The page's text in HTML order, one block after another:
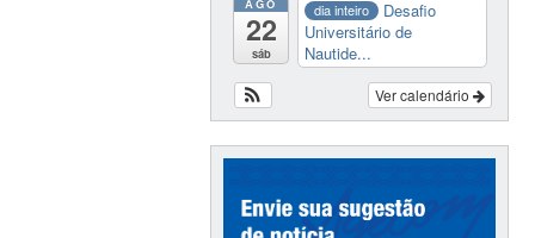
AGO
22
sáb
dia inteiro
Desafio
Universitário de
Nautide...
Ver calendário